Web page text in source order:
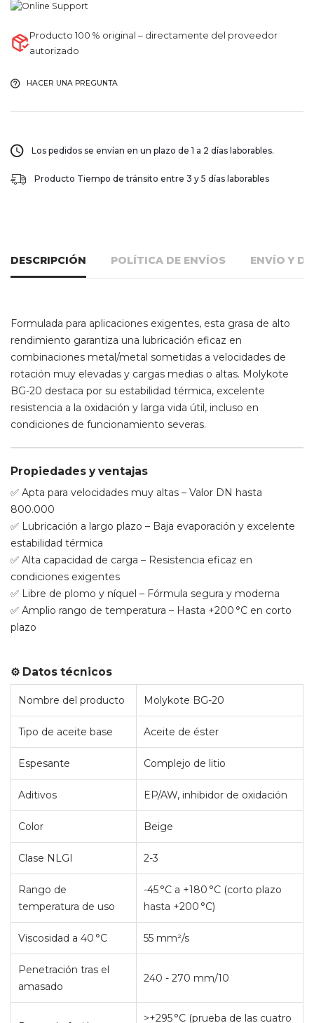
Producto 100 % original – directamente del proveedor
autorizado
HACER UNA PREGUNTA
Los pedidos se envían en un plazo de 1 a 2 días laborables.
Producto Tiempo de tránsito entre 3 y 5 días laborables
DESCRIPCIÓN POLÍTICA DE ENVÍOS ENVÍO Y
Formulada para aplicaciones exigentes, esta grasa de alto
rendimiento garantiza una lubricación eficaz en
combinaciones metal/metal sometidas a velocidades de
rotación muy elevadas y cargas medias o altas. Molykote
BG-20 destaca por su estabilidad térmica, excelente
resistencia a la oxidación y larga vida útil, incluso en
condiciones de funcionamiento severas.
Propiedades y ventajas
✅ Apta para velocidades muy altas – Valor DN hasta
800.000
✅ Lubricación a largo plazo – Baja evaporación y excelente
estabilidad térmica
✅ Alta capacidad de carga – Resistencia eficaz en
condiciones exigentes
✅ Libre de plomo y níquel – Fórmula segura y moderna
✅ Amplio rango de temperatura – Hasta +200 °C en corto
plazo
⚙️ Datos técnicos
Nombre del producto Molykote BG-20
Tipo de aceite base Aceite de éster
Espesante Complejo de litio
Aditivos EP/AW, inhibidor de oxidación
Color Beige
Clase NLGI 2-3
Rango de
temperatura de uso
-45 °C a +180 °C (corto plazo
hasta +200 °C)
Viscosidad a 40 °C 55 mm²/s
Penetración tras el
amasado
240 - 270 mm/10
>+295 °C (prueba de las cuatro